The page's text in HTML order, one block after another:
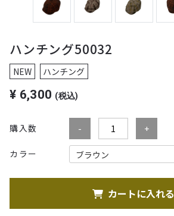
ハンチング50032
NEW ハンチング
¥ 6,300 (税込)
購入数
カラー
カートに入れる